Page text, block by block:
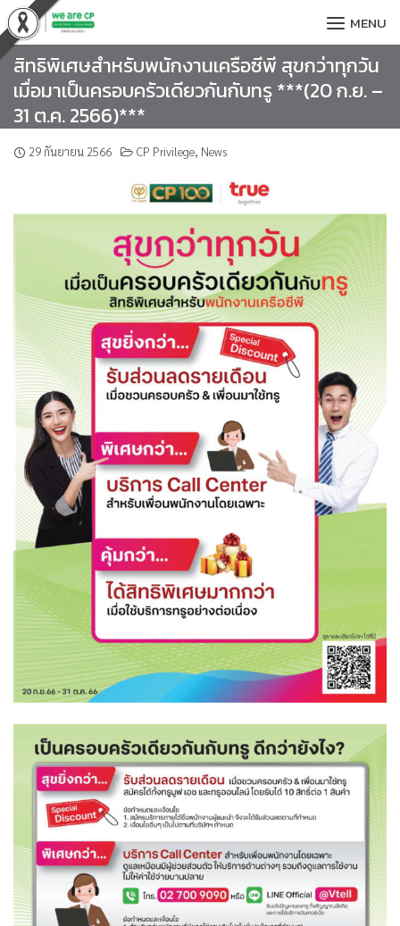
Skip
to
content
MENU
สิทธิพิเศษสำหรับพนักงานเครือซีพี สุขกว่าทุกวัน
เมื่อมาเป็นครอบครัวเดียวกันกับทรู ***(20 ก.ย. –
31 ต.ค. 2566)***
29 กันยายน 2566 CP Privilege, News